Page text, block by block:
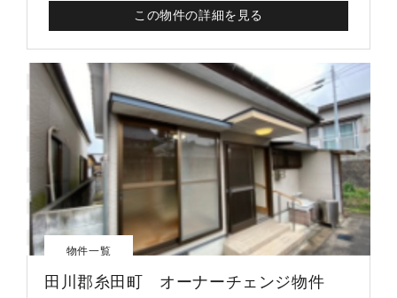
この物件の詳細を見る
物件一覧
田川郡糸田町 オーナーチェンジ物件